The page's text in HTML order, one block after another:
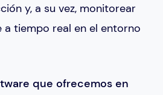
y, a su vez, monitorear
tiempo real en el entorno
que ofrecemos en